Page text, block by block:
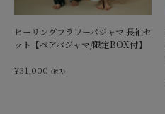
ヒーリングフラワーパジャマ 長袖セ
ット【ペアパジャマ/限定BOX付】
¥31,000 （税込）